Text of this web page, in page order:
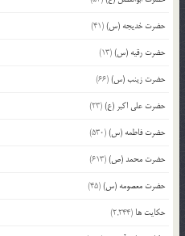
حضرت خدیجه (س)(41)
حضرت رقیه (س)(13)
حضرت زینب (س)(66)
حضرت علی اکبر (ع)(23)
حضرت فاطمه (س)(530)
حضرت محمد (ص)(613)
حضرت معصومه (س)(45)
حکایت ها (2,244)